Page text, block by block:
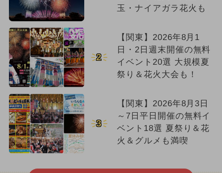
玉・ナイアガラ花火も
2
【関東】2026年8月1
日・2日週末開催の無料
イベント20選 大規模夏
祭り＆花火大会も！
3
【関東】2026年8月3日
～7日平日開催の無料イ
ベント18選 夏祭り＆花
火＆グルメも満喫